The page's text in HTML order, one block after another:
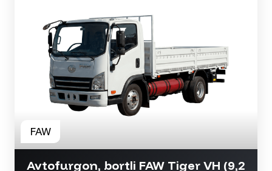
Avtofurgon, bortli FAW Tiger VH (9,2